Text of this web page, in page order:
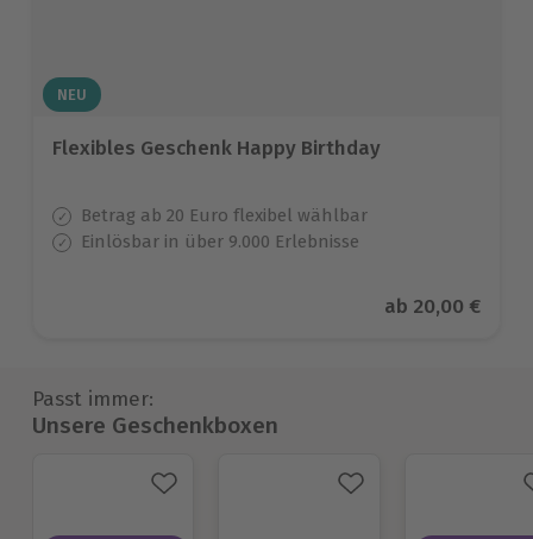
NEU
Flexibles Geschenk Happy Birthday
Betrag ab 20 Euro flexibel wählbar
Einlösbar in über 9.000 Erlebnisse
Aktueller Preis
ab 20,00 €
Passt immer:
Unsere Geschenkboxen